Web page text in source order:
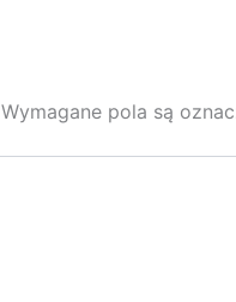
Wymagane pola są